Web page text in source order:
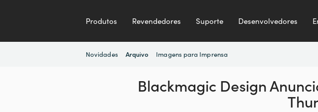
Produtos Revendedores Suporte Desenvolvedores
Novidades Arquivo Imagens para Imprensa
Blackmagic Design